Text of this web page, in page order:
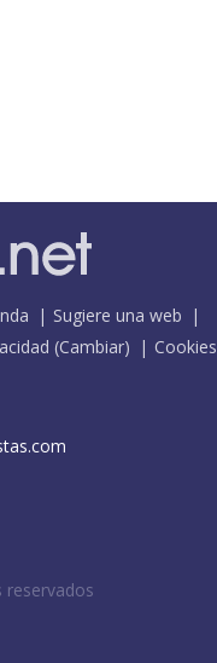
Sugiere una web
(Cambiar)
Cookies
reservados